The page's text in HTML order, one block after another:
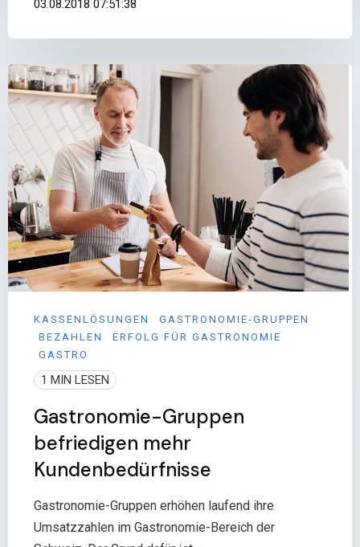
03.08.2018 07:51:38
KASSENLÖSUNGEN
GASTRONOMIE-GRUPPEN
BEZAHLEN
ERFOLG FÜR GASTRONOMIE
GASTRO
1 MIN LESEN
Gastronomie-Gruppen
befriedigen mehr
Kundenbedürfnisse
Gastronomie-Gruppen erhöhen laufend ihre
Umsatzzahlen im Gastronomie-Bereich der